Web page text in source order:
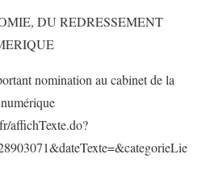
DU REDRESSEMENT
nomination au cabinet de la
affichTexte.do?